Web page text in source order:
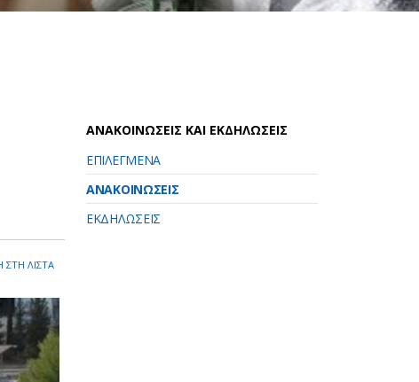
ΣΤΗ ΛΙΣΤΑ
ΑΝΑΚΟΙΝΩΣΕΙΣ ΚΑΙ ΕΚΔΗΛΩΣΕΙΣ
ΕΠΙΛΕΓΜΕΝΑ
ΑΝΑΚΟΙΝΩΣΕΙΣ
ΕΚΔΗΛΩΣΕΙΣ